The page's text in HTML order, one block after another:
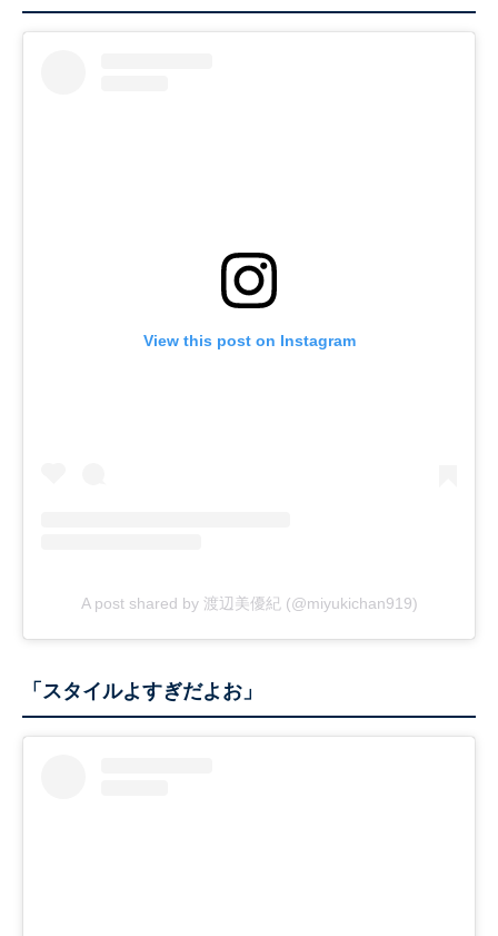
View this post on Instagram
A post shared by 渡辺美優紀 (@miyukichan919)
「スタイルよすぎだよお」